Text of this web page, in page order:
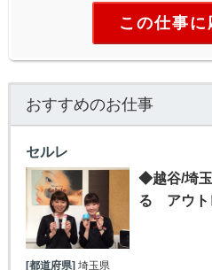
この仕事に
おすすめのお仕事
セルレ
◆越谷/埼
る アウト
[都道府県] 埼玉県